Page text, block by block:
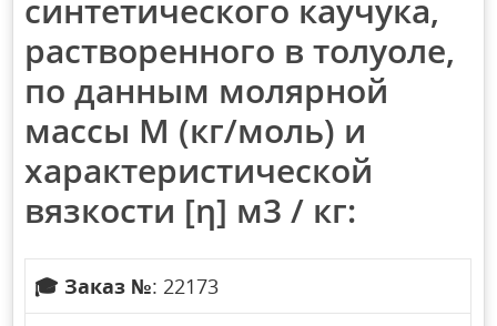
синтетического каучука,
растворенного в толуоле,
по данным молярной
массы М (кг/моль) и
характеристической
вязкости [η] м3 / кг:
🎓 Заказ №: 22173